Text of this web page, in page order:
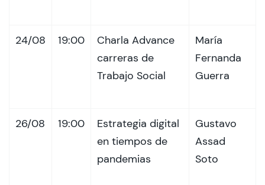
24/08 19:00
Charla Advance
carreras de
Trabajo Social
María
Fernanda
Guerra
26/08 19:00
Estrategia digital
en tiempos de
pandemias
Gustavo
Assad
Soto